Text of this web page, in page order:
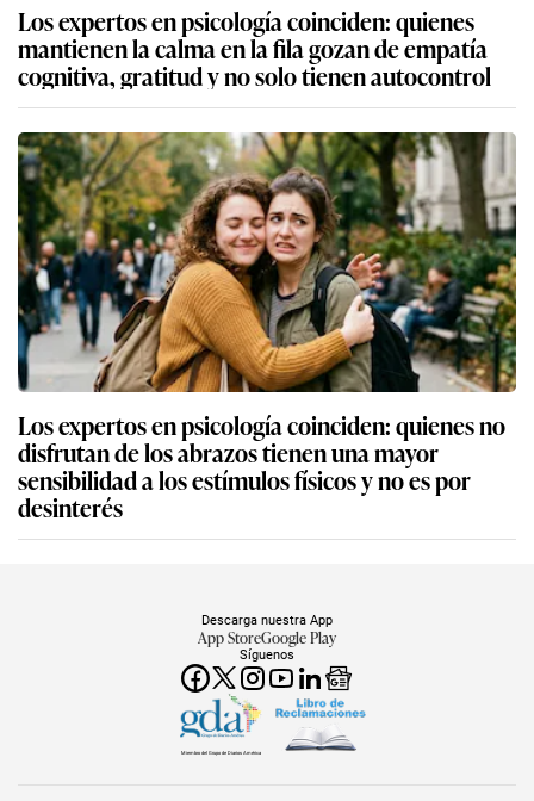
Los expertos en psicología coinciden: quienes
mantienen la calma en la fila gozan de empatía
cognitiva, gratitud y no solo tienen autocontrol
Los expertos en psicología coinciden: quienes no
disfrutan de los abrazos tienen una mayor
sensibilidad a los estímulos físicos y no es por
desinterés
Síguenos
Descarga nuestra App
App StoreGoogle Play
Miembro del Grupo de Diarios América